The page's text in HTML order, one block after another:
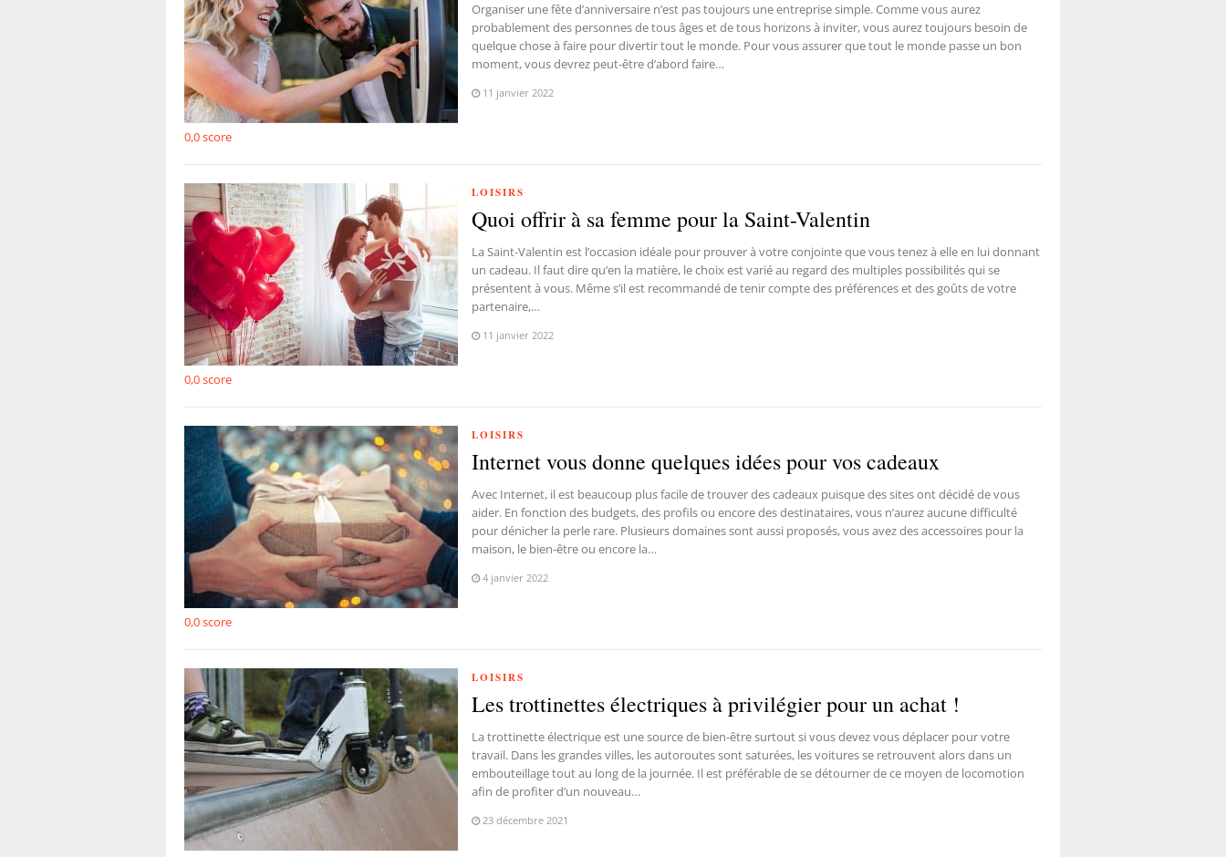
0,0score
Organiser une fête d’anniversaire n’est pas toujours une entreprise simple. Comme vous aurez
probablement des personnes de tous âges et de tous horizons à inviter, vous aurez toujours besoin de
quelque chose à faire pour divertir tout le monde. Pour vous assurer que tout le monde passe un bon
moment, vous devrez peut-être d’abord faire…
11 janvier 2022
0,0score
LOISIRS
Quoi offrir à sa femme pour la Saint-Valentin
La Saint-Valentin est l’occasion idéale pour prouver à votre conjointe que vous tenez à elle en lui donnant
un cadeau. Il faut dire qu’en la matière, le choix est varié au regard des multiples possibilités qui se
présentent à vous. Même s’il est recommandé de tenir compte des préférences et des goûts de votre
partenaire,…
11 janvier 2022
0,0score
LOISIRS
Internet vous donne quelques idées pour vos cadeaux
Avec Internet, il est beaucoup plus facile de trouver des cadeaux puisque des sites ont décidé de vous
aider. En fonction des budgets, des profils ou encore des destinataires, vous n’aurez aucune difficulté
pour dénicher la perle rare. Plusieurs domaines sont aussi proposés, vous avez des accessoires pour la
maison, le bien-être ou encore la…
4 janvier 2022
LOISIRS
Les trottinettes électriques à privilégier pour un achat !
La trottinette électrique est une source de bien-être surtout si vous devez vous déplacer pour votre
travail. Dans les grandes villes, les autoroutes sont saturées, les voitures se retrouvent alors dans un
embouteillage tout au long de la journée. Il est préférable de se détourner de ce moyen de locomotion
afin de profiter d’un nouveau…
23 décembre 2021